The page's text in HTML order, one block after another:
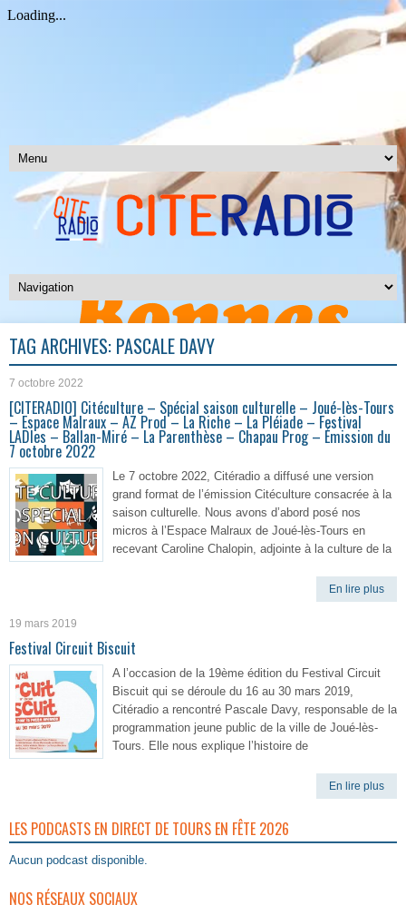
TAG ARCHIVES: PASCALE DAVY
7 octobre 2022
[CITERADIO] Citéculture – Spécial saison culturelle – Joué-lès-Tours
– Espace Malraux – AZ Prod – La Riche – La Pléiade – Festival
LADIes – Ballan-Miré – La Parenthèse – Chapau Prog – Émission du
7 octobre 2022
Le 7 octobre 2022, Citéradio a diffusé une version
grand format de l’émission Citéculture consacrée à la
saison culturelle. Nous avons d’abord posé nos
micros à l’Espace Malraux de Joué-lès-Tours en
recevant Caroline Chalopin, adjointe à la culture de la
En lire plus
19 mars 2019
Festival Circuit Biscuit
A l’occasion de la 19ème édition du Festival Circuit
Biscuit qui se déroule du 16 au 30 mars 2019,
Citéradio a rencontré Pascale Davy, responsable de la
programmation jeune public de la ville de Joué-lès-
Tours. Elle nous explique l’histoire de
En lire plus
LES PODCASTS EN DIRECT DE TOURS EN FÊTE 2026
Aucun podcast disponible.
NOS RÉSEAUX SOCIAUX